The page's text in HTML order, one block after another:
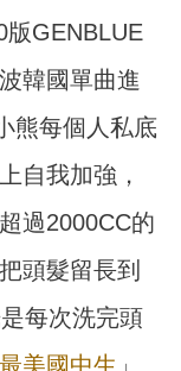
GENBLUE
韓國單曲進
熊每個人私底
自我加強，
過2000CC的
頭髮留長到
每次洗完頭
最美國中生 」